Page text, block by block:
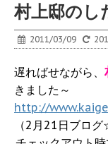
村上邸のし
2011/03/09
遅ればせながら、
きました～
http://
（2月21日ブロ